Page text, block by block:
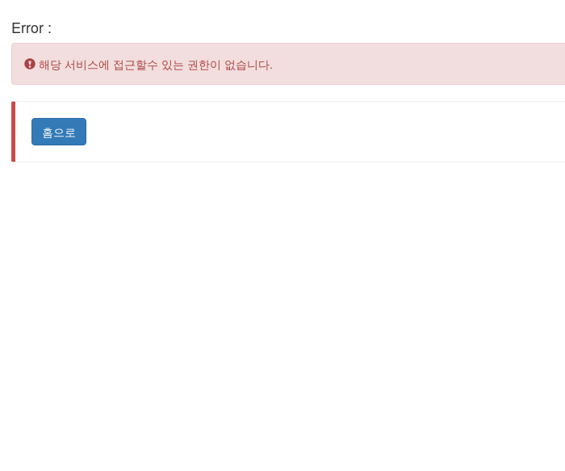
Error :
Error:
해당 서비스에 접근할수 있는 권한이 없습니다.
홈으로